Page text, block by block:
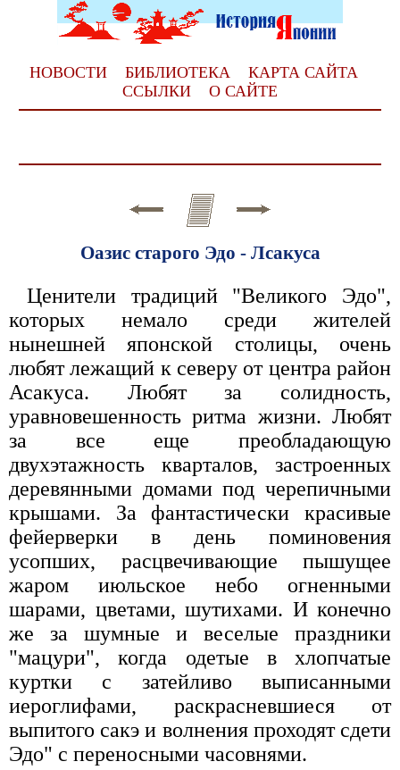
НОВОСТИ БИБЛИОТЕКА
КАРТА САЙТА
ССЫЛКИ
О САЙТЕ
Оазис старого Эдо - Лсакуса
Ценители традиций "Великого Эдо",
которых немало среди жителей
нынешней японской столицы, очень
любят лежащий к северу от центра район
Асакуса. Любят за солидность,
уравновешенность ритма жизни. Любят
за все еще преобладающую
двухэтажность кварталов, застроенных
деревянными домами под черепичными
крышами. За фантастически красивые
фейерверки в день поминовения
усопших, расцвечивающие пышущее
жаром июльское небо огненными
шарами, цветами, шутихами. И конечно
же за шумные и веселые праздники
"мацури", когда одетые в хлопчатые
куртки с затейливо выписанными
иероглифами, раскрасневшиеся от
выпитого сакэ и волнения проходят сдети
Эдо" с переносными часовнями.